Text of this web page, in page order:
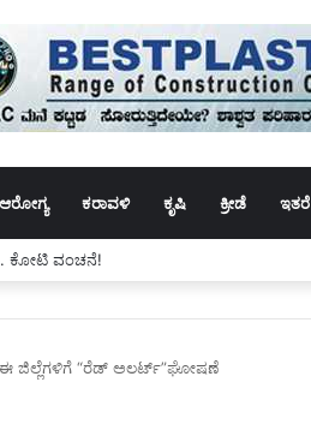
ಆರೋಗ್ಯ ಕರಾವಳಿ ಕೃಷಿ ಕ್ರೀಡೆ ಇತರೆ
ಕೋಟಿ ವಂಚನೆ!
ಈ ಜಿಲ್ಲೆಗಳಿಗೆ “ರೆಡ್ ಅಲರ್ಟ್”ಘೋಷಣೆ